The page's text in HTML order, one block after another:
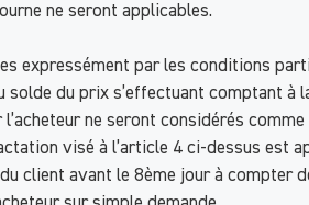
ne seront applicables.
expressément par les conditions
solde du prix s’effectuant comptant
ne seront considérés
visé à l’article 4 ci-dessus est
client avant le 8ème jour à compter